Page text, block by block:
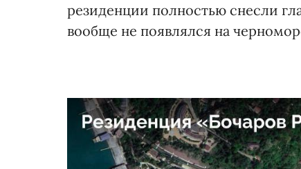
резиденции полностью снесли
вообще не появлялся на